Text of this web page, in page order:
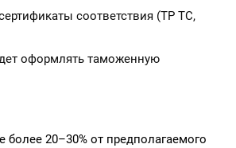
соответствия (ТР ТС,
оформлять таможенную
20–30% от предполагаемого